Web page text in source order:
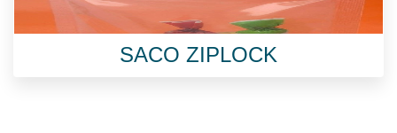
SACO ZIPLOCK